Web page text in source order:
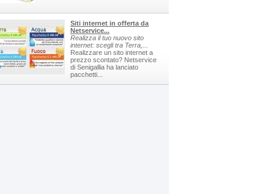
Siti internet in offerta da
Netservice...
Realizza il tuo nuovo sito
internet: scegli tra Terra,...
Realizzare un sito internet a
prezzo scontato? Netservice
di Senigallia ha lanciato
pacchetti...